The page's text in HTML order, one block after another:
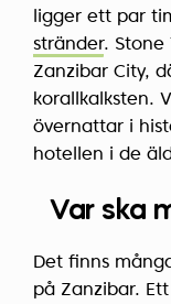
ligger ett par
stränder. Stone
Zanzibar City,
korallkalksten.
övernattar i
hotellen i de
Var ska
Det finns
på Zanzibar.